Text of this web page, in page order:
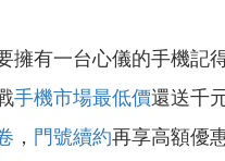
有一台心儀的手機記
手機市場最低價還送千
， 門號續約再享高額優